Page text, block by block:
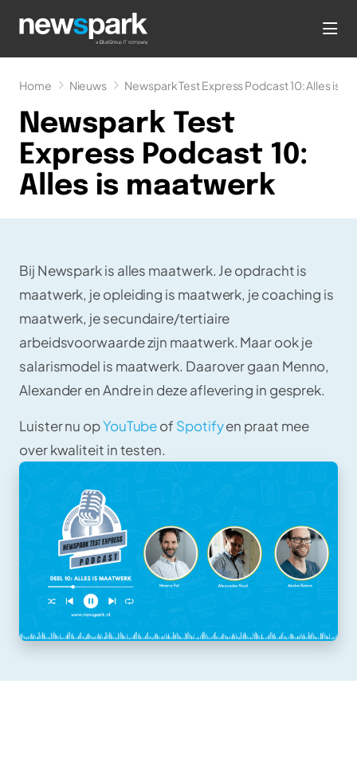
Home Nieuws Newspark Test Express Podcast 10: Alles is
Newspark Test
Express Podcast 10:
Alles is maatwerk
Bij Newspark is alles maatwerk. Je opdracht is
maatwerk, je opleiding is maatwerk, je coaching is
maatwerk, je secundaire/tertiaire
arbeidsvoorwaarde zijn maatwerk. Maar ook je
salarismodel is maatwerk. Daarover gaan Menno,
Alexander en Andre in deze aflevering in gesprek.
Luister nu opYouTubeof Spotifyen praat mee
over kwaliteit in testen.